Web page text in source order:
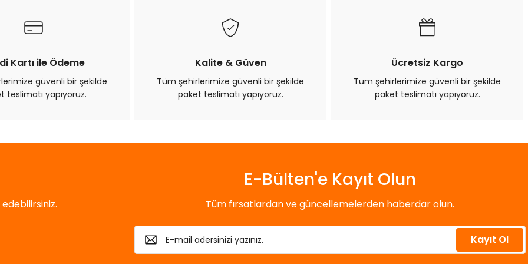
Kartı ile Ödeme
güvenli bir şekilde
teslimatı yapıyoruz.
Kalite & Güven
Tüm şehirlerimize güvenli bir şekilde
paket teslimatı yapıyoruz.
Ücretsiz Kargo
Tüm şehirlerimize güvenli bir şekilde
paket teslimatı yapıyoruz.
E-Bülten'e Kayıt Olun
Tüm fırsatlardan ve güncellemelerden haberdar olun.
Kayıt Ol